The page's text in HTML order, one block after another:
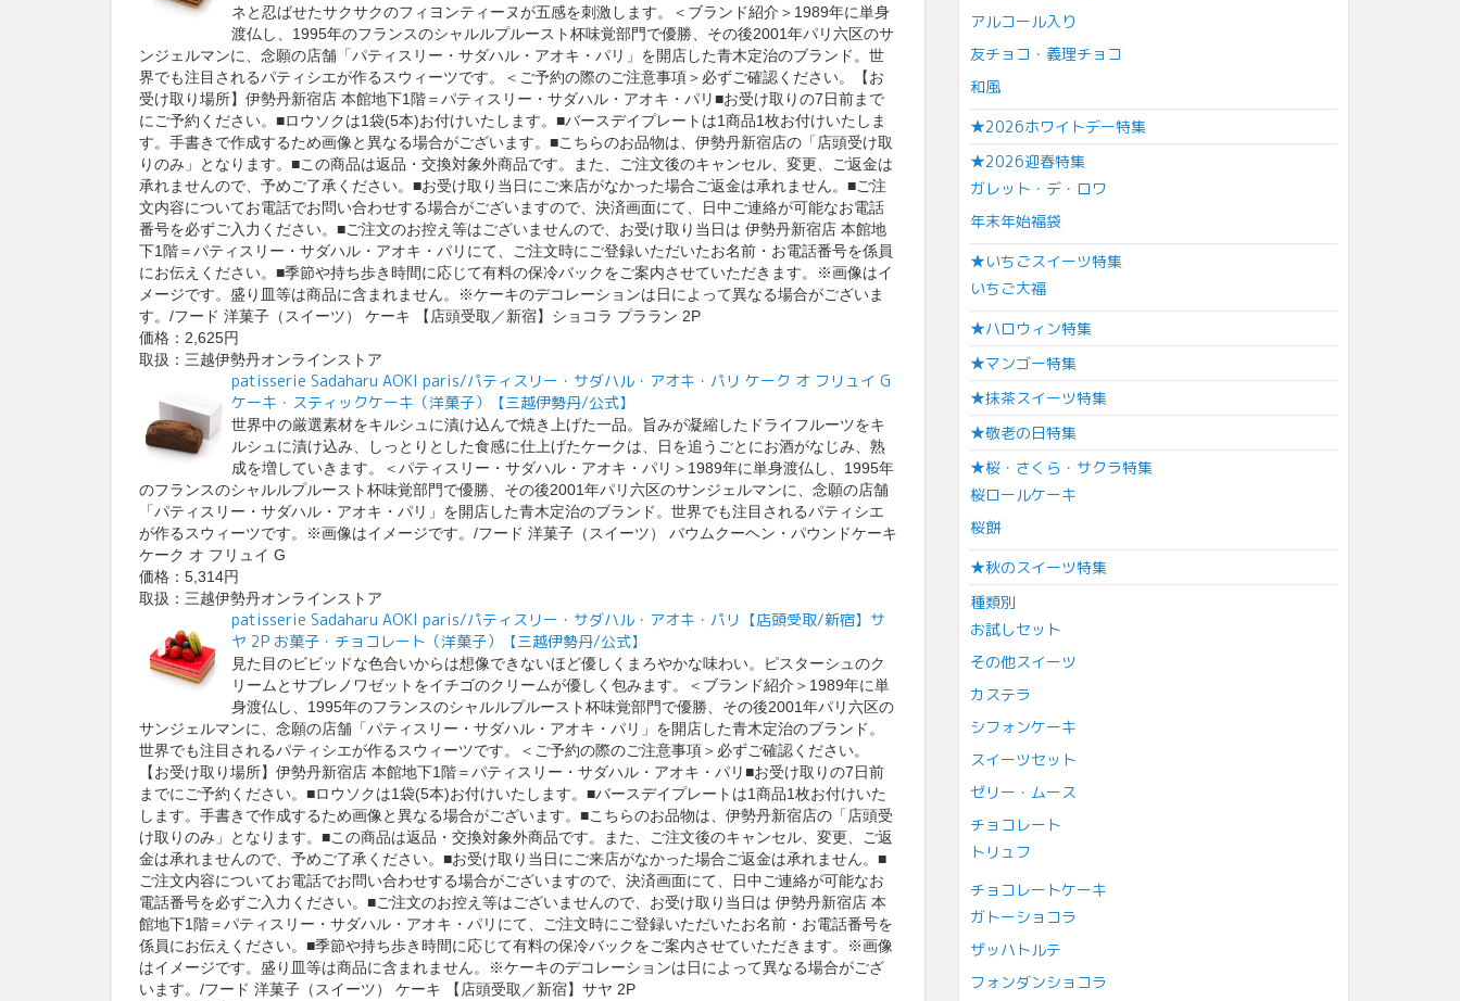
ネと忍ばせたサクサクのフィヨンティーヌが五感を刺激します。＜ブランド紹介＞1989年に単身
渡仏し、1995年のフランスのシャルルプルースト杯味覚部門で優勝、その後2001年パリ六区のサ
ンジェルマンに、念願の店舗「パティスリー・サダハル・アオキ・パリ」を開店した青木定治のブランド。世
界でも注目されるパティシエが作るスウィーツです。＜ご予約の際のご注意事項＞必ずご確認ください。【お
受け取り場所】伊勢丹新宿店 本館地下1階＝パティスリー・サダハル・アオキ・パリ■お受け取りの7日前まで
にご予約ください。■ロウソクは1袋(5本)お付けいたします。■バースデイプレートは1商品1枚お付けいたしま
す。手書きで作成するため画像と異なる場合がございます。■こちらのお品物は、伊勢丹新宿店の「店頭受け取
りのみ」となります。■この商品は返品・交換対象外商品です。また、ご注文後のキャンセル、変更、ご返金は
承れませんので、予めご了承ください。■お受け取り当日にご来店がなかった場合ご返金は承れません。■ご注
文内容についてお電話でお問い合わせする場合がございますので、決済画面にて、日中ご連絡が可能なお電話
番号を必ずご入力ください。■ご注文のお控え等はございませんので、お受け取り当日は 伊勢丹新宿店 本館地
下1階＝パティスリー・サダハル・アオキ・パリにて、ご注文時にご登録いただいたお名前・お電話番号を係員
にお伝えください。■季節や持ち歩き時間に応じて有料の保冷バックをご案内させていただきます。※画像はイ
メージです。盛り皿等は商品に含まれません。※ケーキのデコレーションは日によって異なる場合がございま
す。/フード 洋菓子（スイーツ） ケーキ 【店頭受取／新宿】ショコラ プララン 2P
価格：2,625円
取扱：三越伊勢丹オンラインストア
patisserie Sadaharu AOKI paris/パティスリー・サダハル・アオキ・パリ ケーク オ フリュイ G
ケーキ・スティックケーキ（洋菓子）【三越伊勢丹/公式】
世界中の厳選素材をキルシュに漬け込んで焼き上げた一品。旨みが凝縮したドライフルーツをキ
ルシュに漬け込み、しっとりとした食感に仕上げたケークは、日を追うごとにお酒がなじみ、熟
成を増していきます。＜パティスリー・サダハル・アオキ・パリ＞1989年に単身渡仏し、1995年
のフランスのシャルルプルースト杯味覚部門で優勝、その後2001年パリ六区のサンジェルマンに、念願の店舗
「パティスリー・サダハル・アオキ・パリ」を開店した青木定治のブランド。世界でも注目されるパティシエ
が作るスウィーツです。※画像はイメージです。/フード 洋菓子（スイーツ） バウムクーヘン・パウンドケーキ
ケーク オ フリュイ G
価格：5,314円
取扱：三越伊勢丹オンラインストア
patisserie Sadaharu AOKI paris/パティスリー・サダハル・アオキ・パリ【店頭受取/新宿】サ
ヤ 2P お菓子・チョコレート（洋菓子）【三越伊勢丹/公式】
見た目のビビッドな色合いからは想像できないほど優しくまろやかな味わい。ピスターシュのク
リームとサブレノワゼットをイチゴのクリームが優しく包みます。＜ブランド紹介＞1989年に単
身渡仏し、1995年のフランスのシャルルプルースト杯味覚部門で優勝、その後2001年パリ六区の
サンジェルマンに、念願の店舗「パティスリー・サダハル・アオキ・パリ」を開店した青木定治のブランド。
世界でも注目されるパティシエが作るスウィーツです。＜ご予約の際のご注意事項＞必ずご確認ください。
【お受け取り場所】伊勢丹新宿店 本館地下1階＝パティスリー・サダハル・アオキ・パリ■お受け取りの7日前
までにご予約ください。■ロウソクは1袋(5本)お付けいたします。■バースデイプレートは1商品1枚お付けいた
します。手書きで作成するため画像と異なる場合がございます。■こちらのお品物は、伊勢丹新宿店の「店頭受
け取りのみ」となります。■この商品は返品・交換対象外商品です。また、ご注文後のキャンセル、変更、ご返
金は承れませんので、予めご了承ください。■お受け取り当日にご来店がなかった場合ご返金は承れません。■
ご注文内容についてお電話でお問い合わせする場合がございますので、決済画面にて、日中ご連絡が可能なお
電話番号を必ずご入力ください。■ご注文のお控え等はございませんので、お受け取り当日は 伊勢丹新宿店 本
館地下1階＝パティスリー・サダハル・アオキ・パリにて、ご注文時にご登録いただいたお名前・お電話番号を
係員にお伝えください。■季節や持ち歩き時間に応じて有料の保冷バックをご案内させていただきます。※画像
はイメージです。盛り皿等は商品に含まれません。※ケーキのデコレーションは日によって異なる場合がござ
います。/フード 洋菓子（スイーツ） ケーキ 【店頭受取／新宿】サヤ 2P
アルコール入り
友チョコ・義理チョコ
和風
★2026ホワイトデー特集
★2026迎春特集
ガレット・デ・ロワ
年末年始福袋
★いちごスイーツ特集
いちご大福
★ハロウィン特集
★マンゴー特集
★抹茶スイーツ特集
★敬老の日特集
★桜・さくら・サクラ特集
桜ロールケーキ
桜餅
★秋のスイーツ特集
種類別
お試しセット
その他スイーツ
カステラ
シフォンケーキ
スイーツセット
ゼリー・ムース
チョコレート
トリュフ
チョコレートケーキ
ガトーショコラ
ザッハトルテ
フォンダンショコラ